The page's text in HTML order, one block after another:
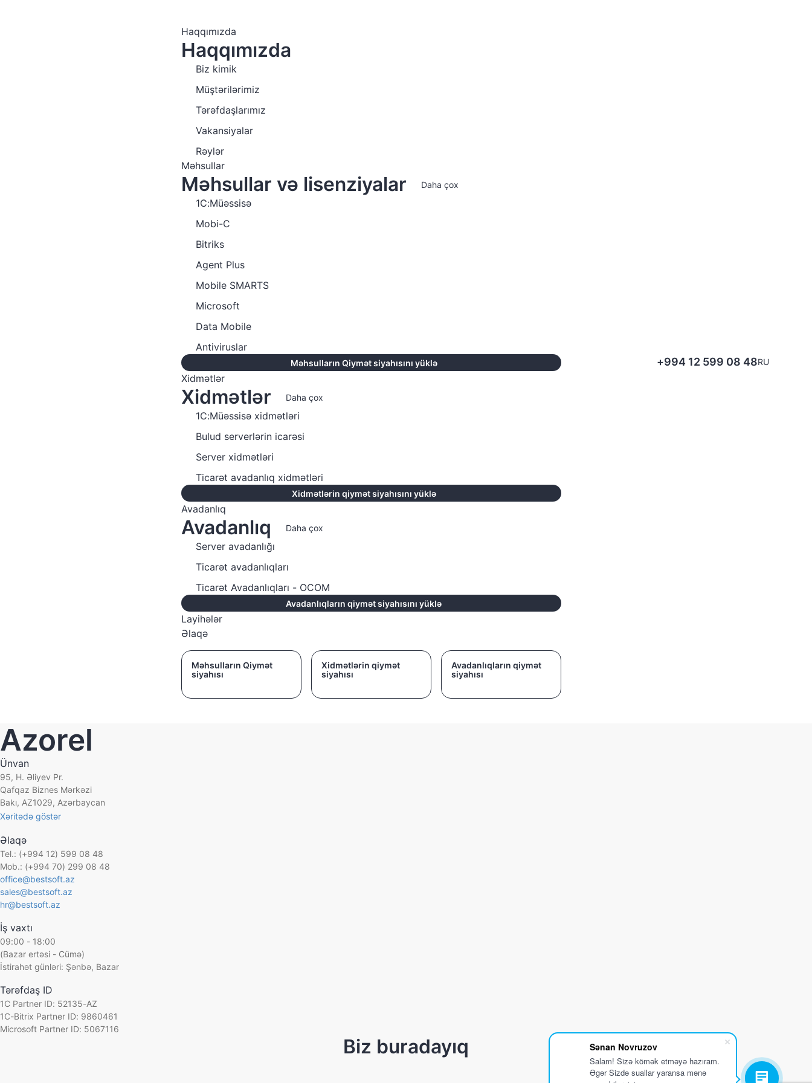
Sənan Novruzov
Salam! Sizə kömək etməyə hazıram.
Əgər Sizdə suallar yaransa mənə
Haqqımızda
Haqqımızda
Biz kimik
Müştərilərimiz
Tərəfdaşlarımız
Vakansiyalar
Rəylər
Məhsullar
Məhsullar və lisenziyalar Daha çox
1C:Müəssisə
Mobi-C
Bitriks
Agent Plus
Mobile SMARTS
Microsoft
Data Mobile
Antiviruslar
Məhsulların Qiymət siyahısını yüklə
Xidmətlər
Xidmətlər Daha çox
1C:Müəssisə xidmətləri
Bulud serverlərin icarəsi
Server xidmətləri
Ticarət avadanlıq xidmətləri
Xidmətlərin qiymət siyahısını yüklə
Avadanlıq
Avadanlıq Daha çox
Server avadanlığı
Ticarət avadanlıqları
Ticarət Avadanlıqları - OCOM
Avadanlıqların qiymət siyahısını yüklə
Layihələr
Əlaqə
Məhsulların Qiymət
siyahısı
Xidmətlərin qiymət
siyahısı
Avadanlıqların qiymət
siyahısı
+994 12 599 08 48RU
Azorel
Ünvan
95, H. Əliyev Pr.
Qafqaz Biznes Mərkəzi
Bakı, AZ1029, Azərbaycan
Xəritədə göstər
Əlaqə
Tel.: (+994 12) 599 08 48
Mob.: (+994 70) 299 08 48
office@bestsoft.az
sales@bestsoft.az
hr@bestsoft.az
İş vaxtı
09:00 - 18:00
(Bazar ertəsi - Cümə)
İstirahət günləri: Şənbə, Bazar
Tərəfdaş ID
1C Partner ID: 52135-AZ
1C-Bitrix Partner ID: 9860461
Microsoft Partner ID: 5067116
Biz buradayıq